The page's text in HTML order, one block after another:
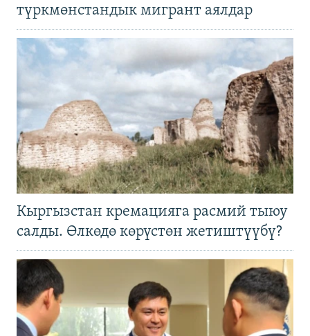
түркмөнстандык мигрант аялдар
Кыргызстан кремацияга расмий тыюу
салды. Өлкөдө көрүстөн жетиштүүбү?